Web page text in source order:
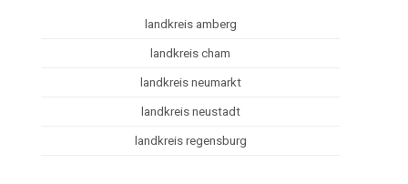
landkreis amberg
landkreis cham
landkreis neumarkt
landkreis neustadt
landkreis regensburg